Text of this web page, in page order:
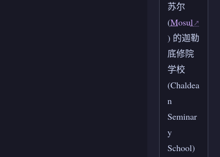
苏尔
(Mosul
) 的迦勒
底修院
学校
(Chaldea
n
Seminar
y
School)